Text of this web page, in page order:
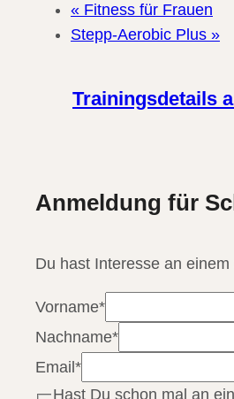
« Fitness für Frauen
Stepp-Aerobic Plus »
Trainingsdetails
Anmeldung für
Du hast Interesse an
Vorname*
Nachname*
Email*
Hast Du schon mal an